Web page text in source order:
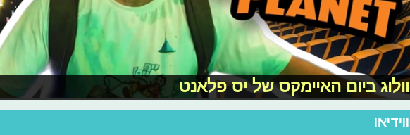
וולוג ביום האיימקס של יס פלאנט
ווידיאו